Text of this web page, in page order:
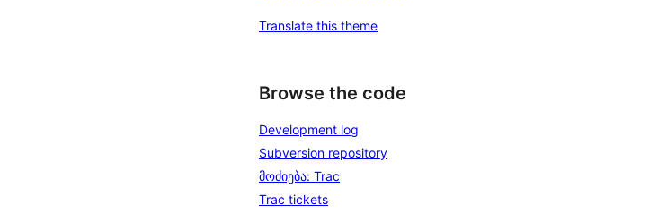
Translate this theme
Browse the code
Development log
Subversion repository
მოძიება: Trac
Trac tickets